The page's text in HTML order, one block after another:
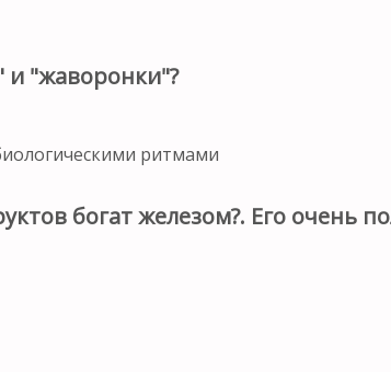
и "жаворонки"?
ритмами
богат железом?. Его очень